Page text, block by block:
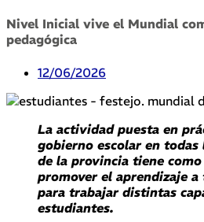
Nivel Inicial vive el Mundial
pedagógica
12/06/2026
La actividad puesta en
gobierno escolar en
de la provincia tiene
promover el aprendizaje a
para trabajar distintas
estudiantes.